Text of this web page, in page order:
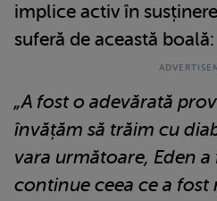
implice activ în
suferă de această boală:
„A fost o adevărată
învățăm să trăim cu
vara următoare, Eden a
continue ceea ce a fost